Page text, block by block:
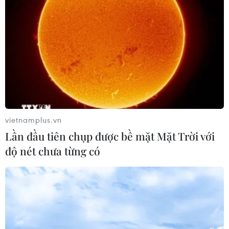
Ba tổ chức tài chính quốc tế là DC Developing Markets
Strategies plc, CH SE Asia Investment Holding pte và
Amersham Industries ltd đồng thời đăng ký giao dịch cổ
phiếu VNM trên sàn HoSE.
vietnamplus.vn
Lần đầu tiên chụp được bề mặt Mặt Trời với
độ nét chưa từng có